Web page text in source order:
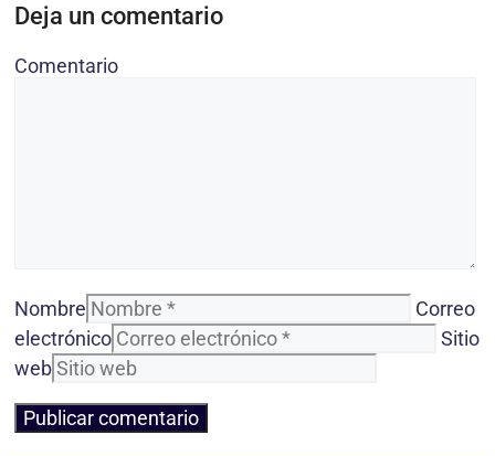
Deja un comentario
Comentario
Nombre
Correo
electrónico
Sitio
web